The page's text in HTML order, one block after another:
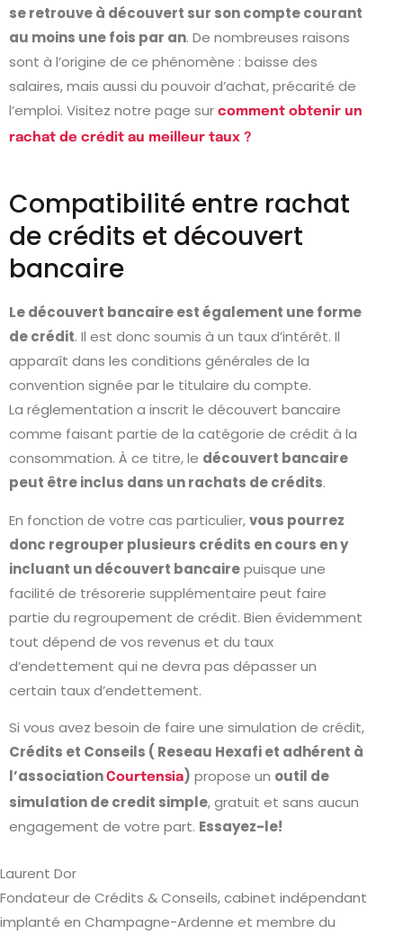
se retrouve à découvert sur son compte courant
au moins une fois par an. De nombreuses raisons
sont à l’origine de ce phénomène : baisse des
salaires, mais aussi du pouvoir d’achat, précarité de
l’emploi. Visitez notre page sur comment obtenir un
rachat de crédit au meilleur taux ?
Compatibilité entre rachat
de crédits et découvert
bancaire
Le découvert bancaire est également une forme
de crédit. Il est donc soumis à un taux d’intérêt. Il
apparaît dans les conditions générales de la
convention signée par le titulaire du compte.
La réglementation a inscrit le découvert bancaire
comme faisant partie de la catégorie de crédit à la
consommation. À ce titre, le découvert bancaire
peut être inclus dans un rachats de crédits.
En fonction de votre cas particulier,vous pourrez
donc regrouper plusieurs crédits en cours en y
incluant un découvert bancairepuisque une
facilité de trésorerie supplémentaire peut faire
partie du regroupement de crédit. Bien évidemment
tout dépend de vos revenus et du taux
d’endettement qui ne devra pas dépasser un
certain taux d’endettement.
Si vous avez besoin de faire une simulation de crédit,
Crédits et Conseils ( Reseau Hexafi et adhérent à
l’associationCourtensia) propose un outil de
simulation de credit simple, gratuit et sans aucun
engagement de votre part. Essayez-le!
Laurent Dor
Fondateur de Crédits & Conseils, cabinet indépendant
implanté en Champagne-Ardenne et membre du